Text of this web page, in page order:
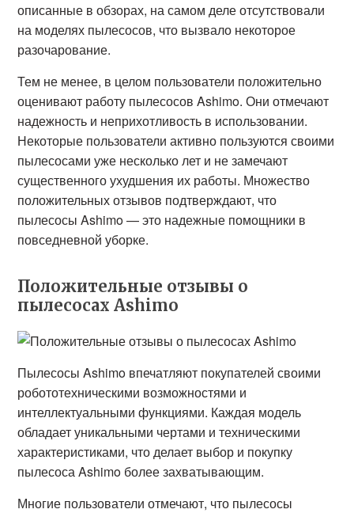
описанные в обзорах, на самом деле отсутствовали
на моделях пылесосов, что вызвало некоторое
разочарование.
Тем не менее, в целом пользователи положительно
оценивают работу пылесосов Ashimo. Они отмечают
надежность и неприхотливость в использовании.
Некоторые пользователи активно пользуются своими
пылесосами уже несколько лет и не замечают
существенного ухудшения их работы. Множество
положительных отзывов подтверждают, что
пылесосы Ashimo — это надежные помощники в
повседневной уборке.
Положительные отзывы о
пылесосах Ashimo
Пылесосы Ashimo впечатляют покупателей своими
робототехническими возможностями и
интеллектуальными функциями. Каждая модель
обладает уникальными чертами и техническими
характеристиками, что делает выбор и покупку
пылесоса Ashimo более захватывающим.
Многие пользователи отмечают, что пылесосы